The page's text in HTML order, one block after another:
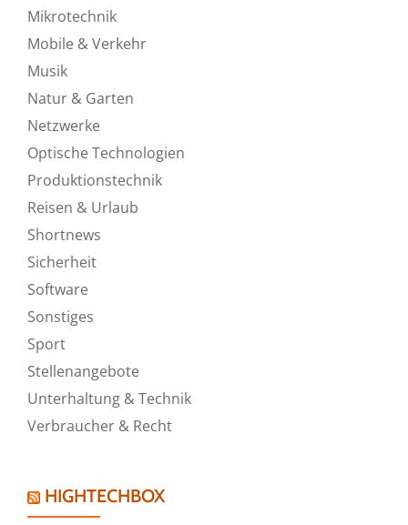
Mikrotechnik
Mobile & Verkehr
Musik
Natur & Garten
Netzwerke
Optische Technologien
Produktionstechnik
Reisen & Urlaub
Shortnews
Sicherheit
Software
Sonstiges
Sport
Stellenangebote
Unterhaltung & Technik
Verbraucher & Recht
HIGHTECHBOX